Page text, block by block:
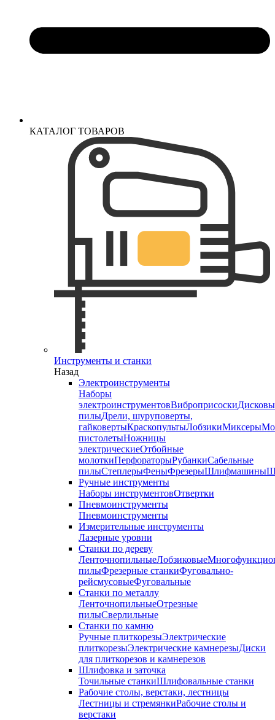
КАТАЛОГ ТОВАРОВ
Инструменты и станки
Назад
Электроинструменты
Наборы
электроинструментовВиброприсоски
пилыДрели, шуруповерты,
гайковертыКраскопультыЛобзикиМиксеры
пистолетыНожницы
электрическиеОтбойные
молоткиПерфораторыРубанкиСабельные
пилыСтеплерыФеныФрезерыШлифмашины
Ручные инструменты
Наборы инструментовОтвертки
Пневмоинструменты
Пневмоинструменты
Измерительные инструменты
Лазерные уровни
Станки по дереву
ЛенточнопильныеЛобзиковые
пилыФрезерные станкиФуговально-
рейсмусовыеФуговальные
Станки по металлу
ЛенточнопильныеОтрезные
пилыСверлильные
Станки по камню
Ручные плиткорезыЭлектрические
плиткорезыЭлектрические камнерезыДиски
для плиткорезов и камнерезов
Шлифовка и заточка
Точильные станкиШлифовальные станки
Рабочие столы, верстаки, лестницы
Лестницы и стремянкиРабочие столы и
верстаки